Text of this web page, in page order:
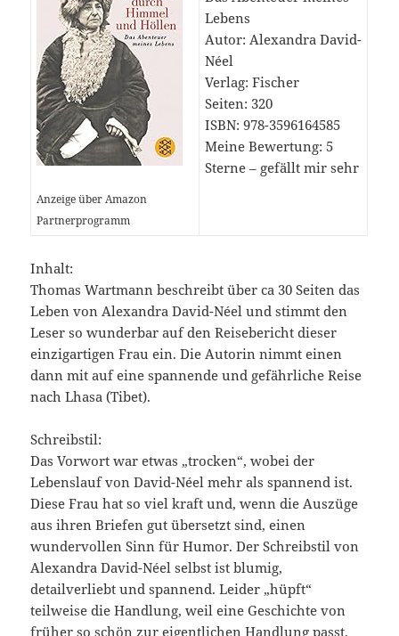
Anzeige über Amazon
Partnerprogramm
Lebens
Autor: Alexandra David-
Néel
Verlag: Fischer
Seiten: 320
ISBN: 978-3596164585
Meine Bewertung: 5
Sterne – gefällt mir sehr
Inhalt:
Thomas Wartmann beschreibt über ca 30 Seiten das
Leben von Alexandra David-Néel und stimmt den
Leser so wunderbar auf den Reisebericht dieser
einzigartigen Frau ein. Die Autorin nimmt einen
dann mit auf eine spannende und gefährliche Reise
nach Lhasa (Tibet).
Schreibstil:
Das Vorwort war etwas „trocken“, wobei der
Lebenslauf von David-Néel mehr als spannend ist.
Diese Frau hat so viel kraft und, wenn die Auszüge
aus ihren Briefen gut übersetzt sind, einen
wundervollen Sinn für Humor. Der Schreibstil von
Alexandra David-Néel selbst ist blumig,
detailverliebt und spannend. Leider „hüpft“
teilweise die Handlung, weil eine Geschichte von
früher so schön zur eigentlichen Handlung passt.